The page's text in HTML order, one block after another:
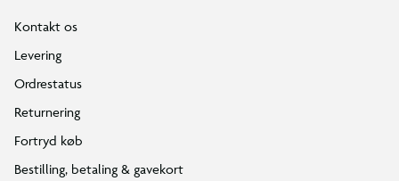
Kontakt os
Levering
Ordrestatus
Returnering
Fortryd køb
Bestilling, betaling & gavekort